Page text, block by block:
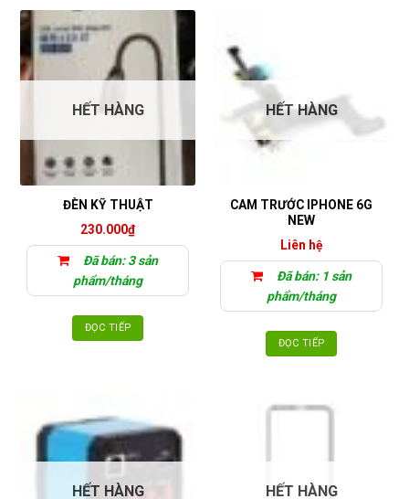
HẾT HÀNG
ĐÈN KỸ THUẬT
230.000₫
Đã bán: 3 sản
phẩm/tháng
ĐỌC TIẾP
HẾT HÀNG
CAM TRƯỚC IPHONE 6G
NEW
Liên hệ
Đã bán: 1 sản
phẩm/tháng
ĐỌC TIẾP
HẾT HÀNG HẾT HÀNG